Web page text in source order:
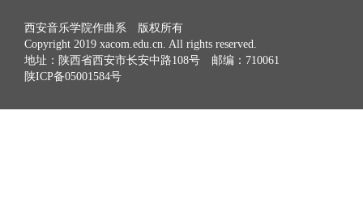
西安音乐学院作曲系 版权所有
Copyright 2019 xacom.edu.cn. All rights reserved.
地址：陕西省西安市长安中路108号 邮编：710061
陕ICP备05001584号